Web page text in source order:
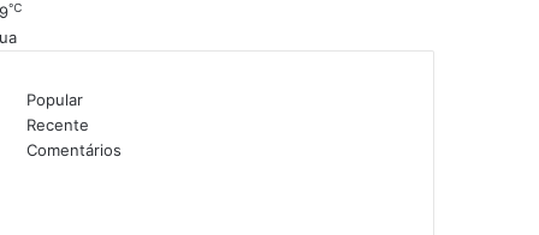
℃
Popular
Recente
Comentários